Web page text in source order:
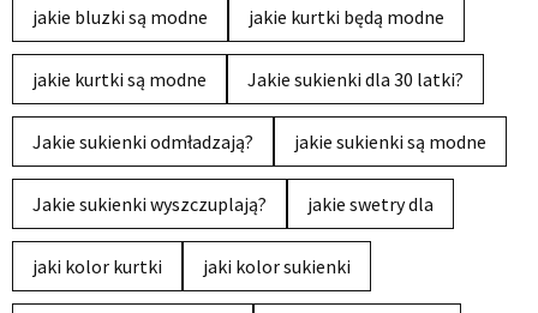
jakie bluzki są modne jakie kurtki będą modne
jakie kurtki są modne Jakie sukienki dla 30 latki?
Jakie sukienki odmładzają? jakie sukienki są modne
Jakie sukienki wyszczuplają? jakie swetry dla
jaki kolor kurtki jaki kolor sukienki